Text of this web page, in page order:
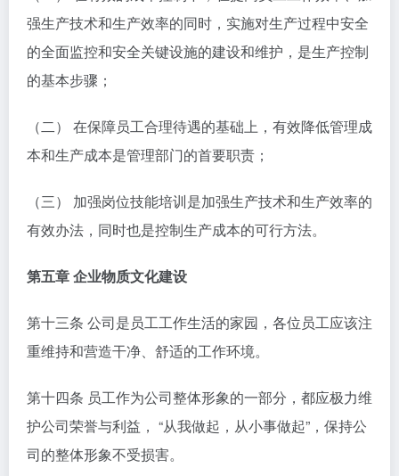
强生产技术和生产效率的同时，实施对生产过程中安全
的全面监控和安全关键设施的建设和维护，是生产控制
的基本步骤；
（二） 在保障员工合理待遇的基础上，有效降低管理成
本和生产成本是管理部门的首要职责；
（三） 加强岗位技能培训是加强生产技术和生产效率的
有效办法，同时也是控制生产成本的可行方法。
第五章 企业物质文化建设
第十三条 公司是员工工作生活的家园，各位员工应该注
重维持和营造干净、舒适的工作环境。
第十四条 员工作为公司整体形象的一部分，都应极力维
护公司荣誉与利益， “从我做起，从小事做起”，保持公
司的整体形象不受损害。